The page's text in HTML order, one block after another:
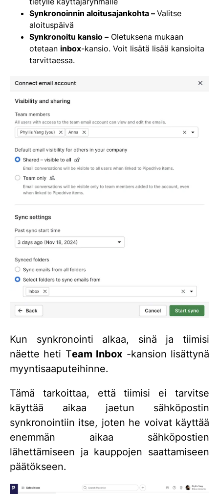
Synkronoinnin aloitusajankohta – Valitse
aloituspäivä
Synkronoitu kansio – Oletuksena mukaan
otetaan inbox-kansio. Voit lisätä lisää kansioita
tarvittaessa.
Kun synkronointi alkaa, sinä ja tiimisi
näette heti Team Inbox -kansion lisättynä
myyntisaaputeihinne.
Tämä tarkoittaa, että tiimisi ei tarvitse
käyttää aikaa jaetun sähköpostin
synkronointiin itse, joten he voivat käyttää
enemmän aikaa sähköpostien
lähettämiseen ja kauppojen saattamiseen
päätökseen.